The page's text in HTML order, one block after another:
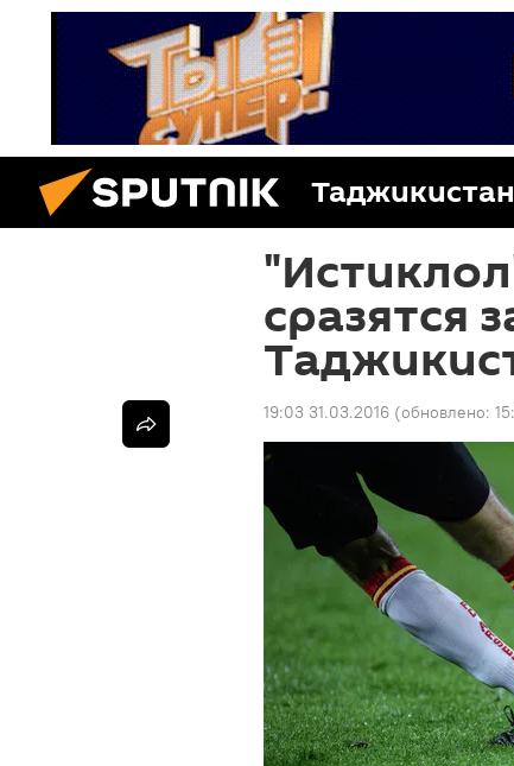
Таджикистан
сразятся
19:03 31.03.2016 (обновлено: